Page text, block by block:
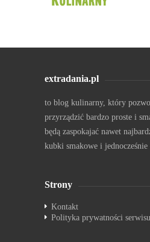
extradania.pl
to blog kulinarny, który
przyrządzić bardzo proste i
będą zaspokajać nawet
kubki smakowe i
Strony
Kontakt
Polityka prywatności